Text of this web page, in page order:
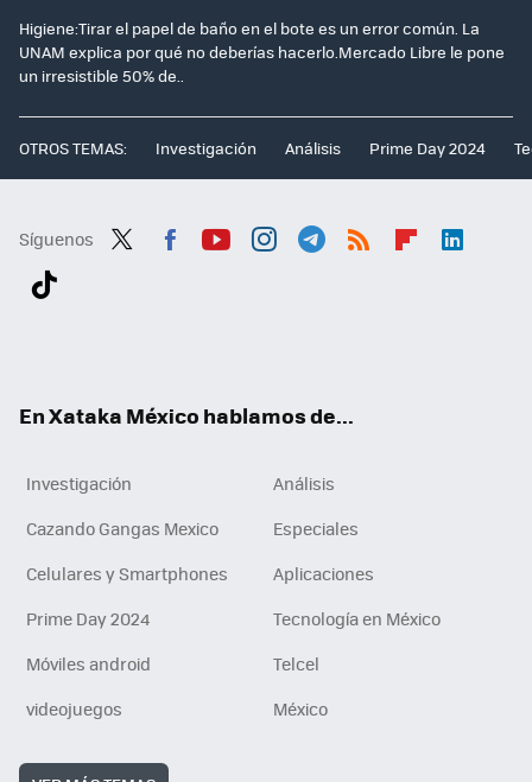
Higiene:Tirar el papel de baño en el bote es un error común. La
UNAM explica por qué no deberías hacerlo.Mercado Libre le pone
un irresistible 50% de..
OTROS TEMAS: Investigación Análisis Prime Day 2024
Síguenos
En Xataka México hablamos de...
Investigación
Análisis
Cazando Gangas Mexico
Especiales
Celulares y Smartphones
Aplicaciones
Prime Day 2024
Tecnología en México
Móviles android
Telcel
videojuegos
México